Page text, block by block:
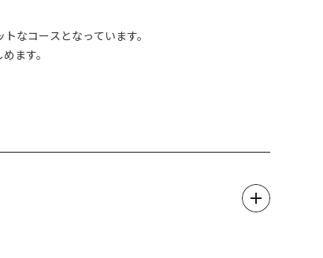
成感を味わえるツアーです。
が求められる健脚向けのツアーです。
なコースとなっています。
ます。